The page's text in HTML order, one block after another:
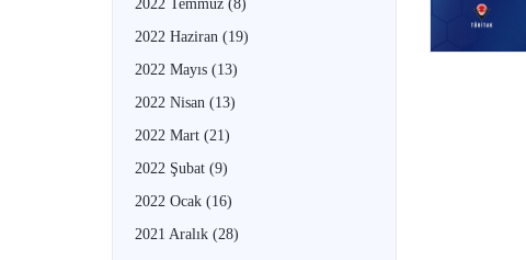
2022 Temmuz (8)
2022 Haziran (19)
2022 Mayıs (13)
2022 Nisan (13)
2022 Mart (21)
2022 Şubat (9)
2022 Ocak (16)
2021 Aralık (28)